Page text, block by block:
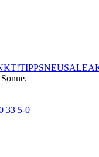
TIPPSNEUSALE
33 5-0